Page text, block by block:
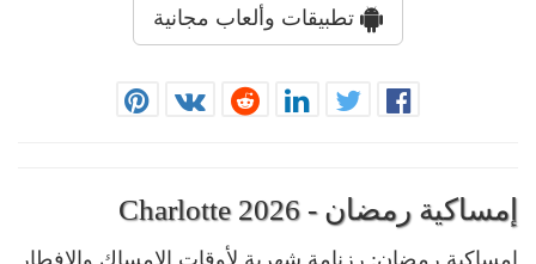
تطبيقات وألعاب مجانية
إمساكية رمضان - Charlotte 2026
إمساكية رمضان: رزنامة شهرية لأوقات الإمساك والإفطار